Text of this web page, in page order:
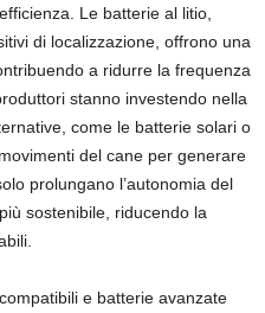
Le batterie al litio,
di localizzazione, offrono una
a ridurre la frequenza
stanno investendo nella
come le batterie solari o
del cane per generare
prolungano l’autonomia del
sostenibile, riducendo la
e batterie avanzate